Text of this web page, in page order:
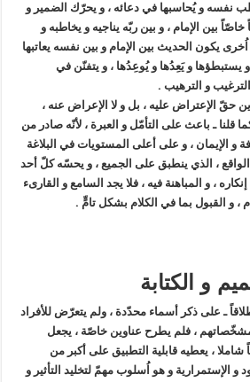
نفسه و يُحاسبها في دعائه ، و يحرّك الضمير و
بين الإمام ، و بين ربّه يناجيه و يخاطبه و
يكون الحديث بين الإمام و بين نفسه يعاتبها
يستبطؤها و يَعِدُها و يُوعِدُها ، و يتفنّن في
و الترهيب .
حقّ الإعتراض عليه ، بل و لا الإعراض عنه ،
قلنا ـ باعث على التأمّل و العبرة ، لأنّه صادر من
الإيمان ، و على أعلى المستويات في البلاغة
الواقع ، الذي ينطبق على الجميع ، و يحسّه كلّ أحد
، و المباهنة فيه ، فلا يجد السامع و القارىء
، و القبول بما في الكلام بشكل تامٍّ .
ـ على ذكر أسماء محدّدة ، ولم يتعرّض للأفراد
، فلم يطرح عناوين خاصّة ، يجعل
، يعطيه قابلية التطبيق على أكبر من
و الإستمرارية و هو اُسلوب مهمّ لتخليد التأثير و